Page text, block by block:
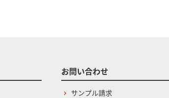
お問い合わせ
サンプル請求